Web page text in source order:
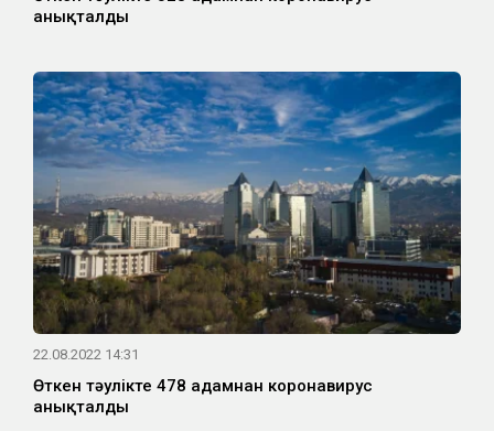
анықталды
22.08.2022 14:31
Өткен тәулікте 478 адамнан коронавирус
анықталды